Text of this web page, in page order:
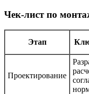
Чек-лист по
Этап
Проектирование